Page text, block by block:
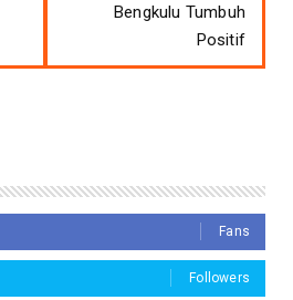
Bengkulu Tumbuh
Positif
Fans
Followers